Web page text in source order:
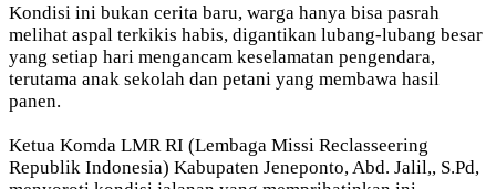
Kondisi ini bukan cerita baru, warga hanya bisa pasrah
melihat aspal terkikis habis, digantikan lubang-lubang besar
yang setiap hari mengancam keselamatan pengendara,
terutama anak sekolah dan petani yang membawa hasil
panen.
Ketua Komda LMR RI (Lembaga Missi Reclasseering
Republik Indonesia) Kabupaten Jeneponto, Abd. Jalil,, S.Pd,